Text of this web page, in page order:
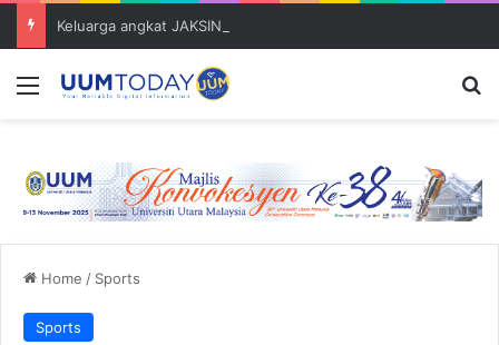
Menu
Home / Sports
Sports